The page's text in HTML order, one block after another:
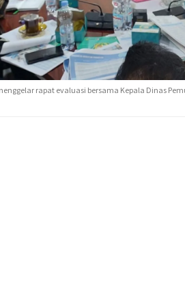
rapat evaluasi bersama Kepala Dinas